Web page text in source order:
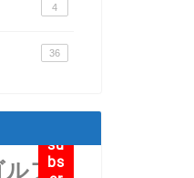
4
36
ルフ
su
bs